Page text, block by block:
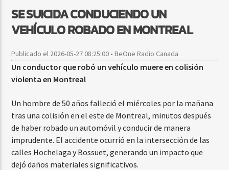
3:00 PM 5:00 PM
Beone Radio
SE SUICIDA CONDUCIENDO UN
VEHÍCULO ROBADO EN MONTREAL
Publicado el 2026-05-27 08:25:00 • BeOne Radio Canada
Un conductor que robó un vehículo muere en colisión
violenta en Montreal
Un hombre de 50 años falleció el miércoles por la mañana
tras una colisión en el este de Montreal, minutos después
de haber robado un automóvil y conducir de manera
imprudente. El accidente ocurrió en la intersección de las
calles Hochelaga y Bossuet, generando un impacto que
dejó daños materiales significativos.